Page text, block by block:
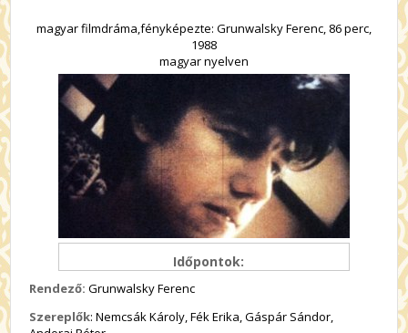
magyar filmdráma,fényképezte: Grunwalsky Ferenc, 86 perc,
1988
magyar nyelven
Időpontok:
Rendező: Grunwalsky Ferenc
Szereplők: Nemcsák Károly, Fék Erika, Gáspár Sándor,